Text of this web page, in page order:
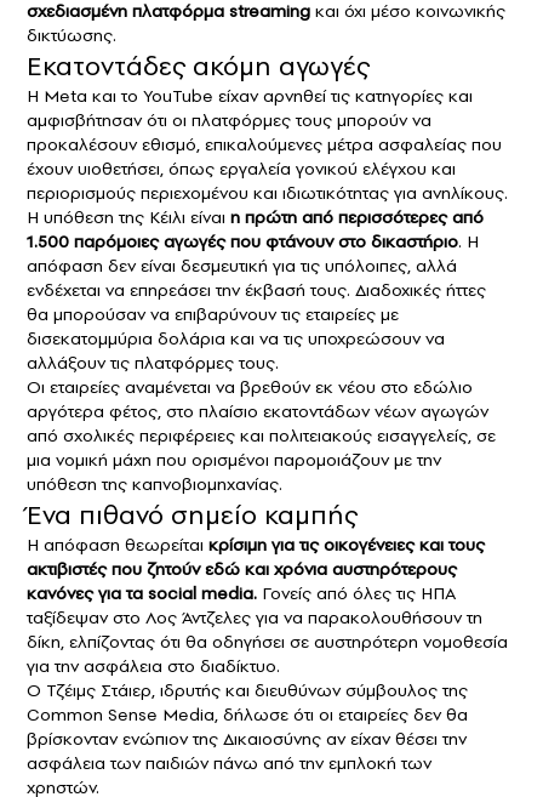
σχεδιασμένη πλατφόρμα streaming και όχι μέσο κοινωνικής
δικτύωσης.
Εκατοντάδες ακόμη αγωγές
Η Meta και το YouTube είχαν αρνηθεί τις κατηγορίες και
αμφισβήτησαν ότι οι πλατφόρμες τους μπορούν να
προκαλέσουν εθισμό, επικαλούμενες μέτρα ασφαλείας που
έχουν υιοθετήσει, όπως εργαλεία γονικού ελέγχου και
περιορισμούς περιεχομένου και ιδιωτικότητας για ανηλίκους.
Η υπόθεση της Κέιλι είναι η πρώτη από περισσότερες από
1.500 παρόμοιες αγωγές που φτάνουν στο δικαστήριο. Η
απόφαση δεν είναι δεσμευτική για τις υπόλοιπες, αλλά
ενδέχεται να επηρεάσει την έκβασή τους. Διαδοχικές ήττες
θα μπορούσαν να επιβαρύνουν τις εταιρείες με
δισεκατομμύρια δολάρια και να τις υποχρεώσουν να
αλλάξουν τις πλατφόρμες τους.
Οι εταιρείες αναμένεται να βρεθούν εκ νέου στο εδώλιο
αργότερα φέτος, στο πλαίσιο εκατοντάδων νέων αγωγών
από σχολικές περιφέρειες και πολιτειακούς εισαγγελείς, σε
μια νομική μάχη που ορισμένοι παρομοιάζουν με την
υπόθεση της καπνοβιομηχανίας.
Ένα πιθανό σημείο καμπής
Η απόφαση θεωρείται κρίσιμη για τις οικογένειες και τους
ακτιβιστές που ζητούν εδώ και χρόνια αυστηρότερους
κανόνες για τα social media. Γονείς από όλες τις ΗΠΑ
ταξίδεψαν στο Λος Άντζελες για να παρακολουθήσουν τη
δίκη, ελπίζοντας ότι θα οδηγήσει σε αυστηρότερη νομοθεσία
για την ασφάλεια στο διαδίκτυο.
Ο Τζέιμς Στάιερ, ιδρυτής και διευθύνων σύμβουλος της
Common Sense Media, δήλωσε ότι οι εταιρείες δεν θα
βρίσκονταν ενώπιον της Δικαιοσύνης αν είχαν θέσει την
ασφάλεια των παιδιών πάνω από την εμπλοκή των
χρηστών.